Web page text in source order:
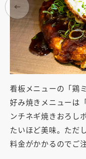
看板メニューの「鶏
好み焼きメニューは
ンチネギ焼きおろし
たいほど美味。ただ
料金がかかるのでご注